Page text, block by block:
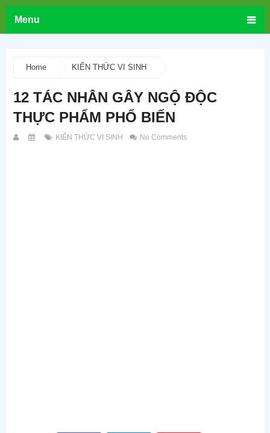
Menu
Home KIẾN THỨC VI SINH
12 TÁC NHÂN GÂY NGỘ ĐỘC
THỰC PHẨM PHỔ BIẾN
KIẾN THỨC VI SINH No Comments